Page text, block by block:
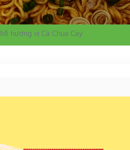
Mì hương vị Cà Chua Cay